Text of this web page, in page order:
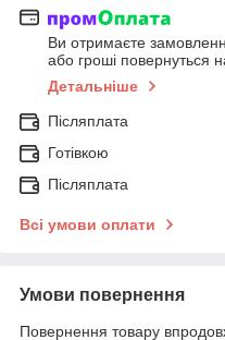
Ви отримаєте
або гроші повернуться
Детальніше
Післяплата
Готівкою
Післяплата
Всі умови оплати
Умови повернення
Повернення товару